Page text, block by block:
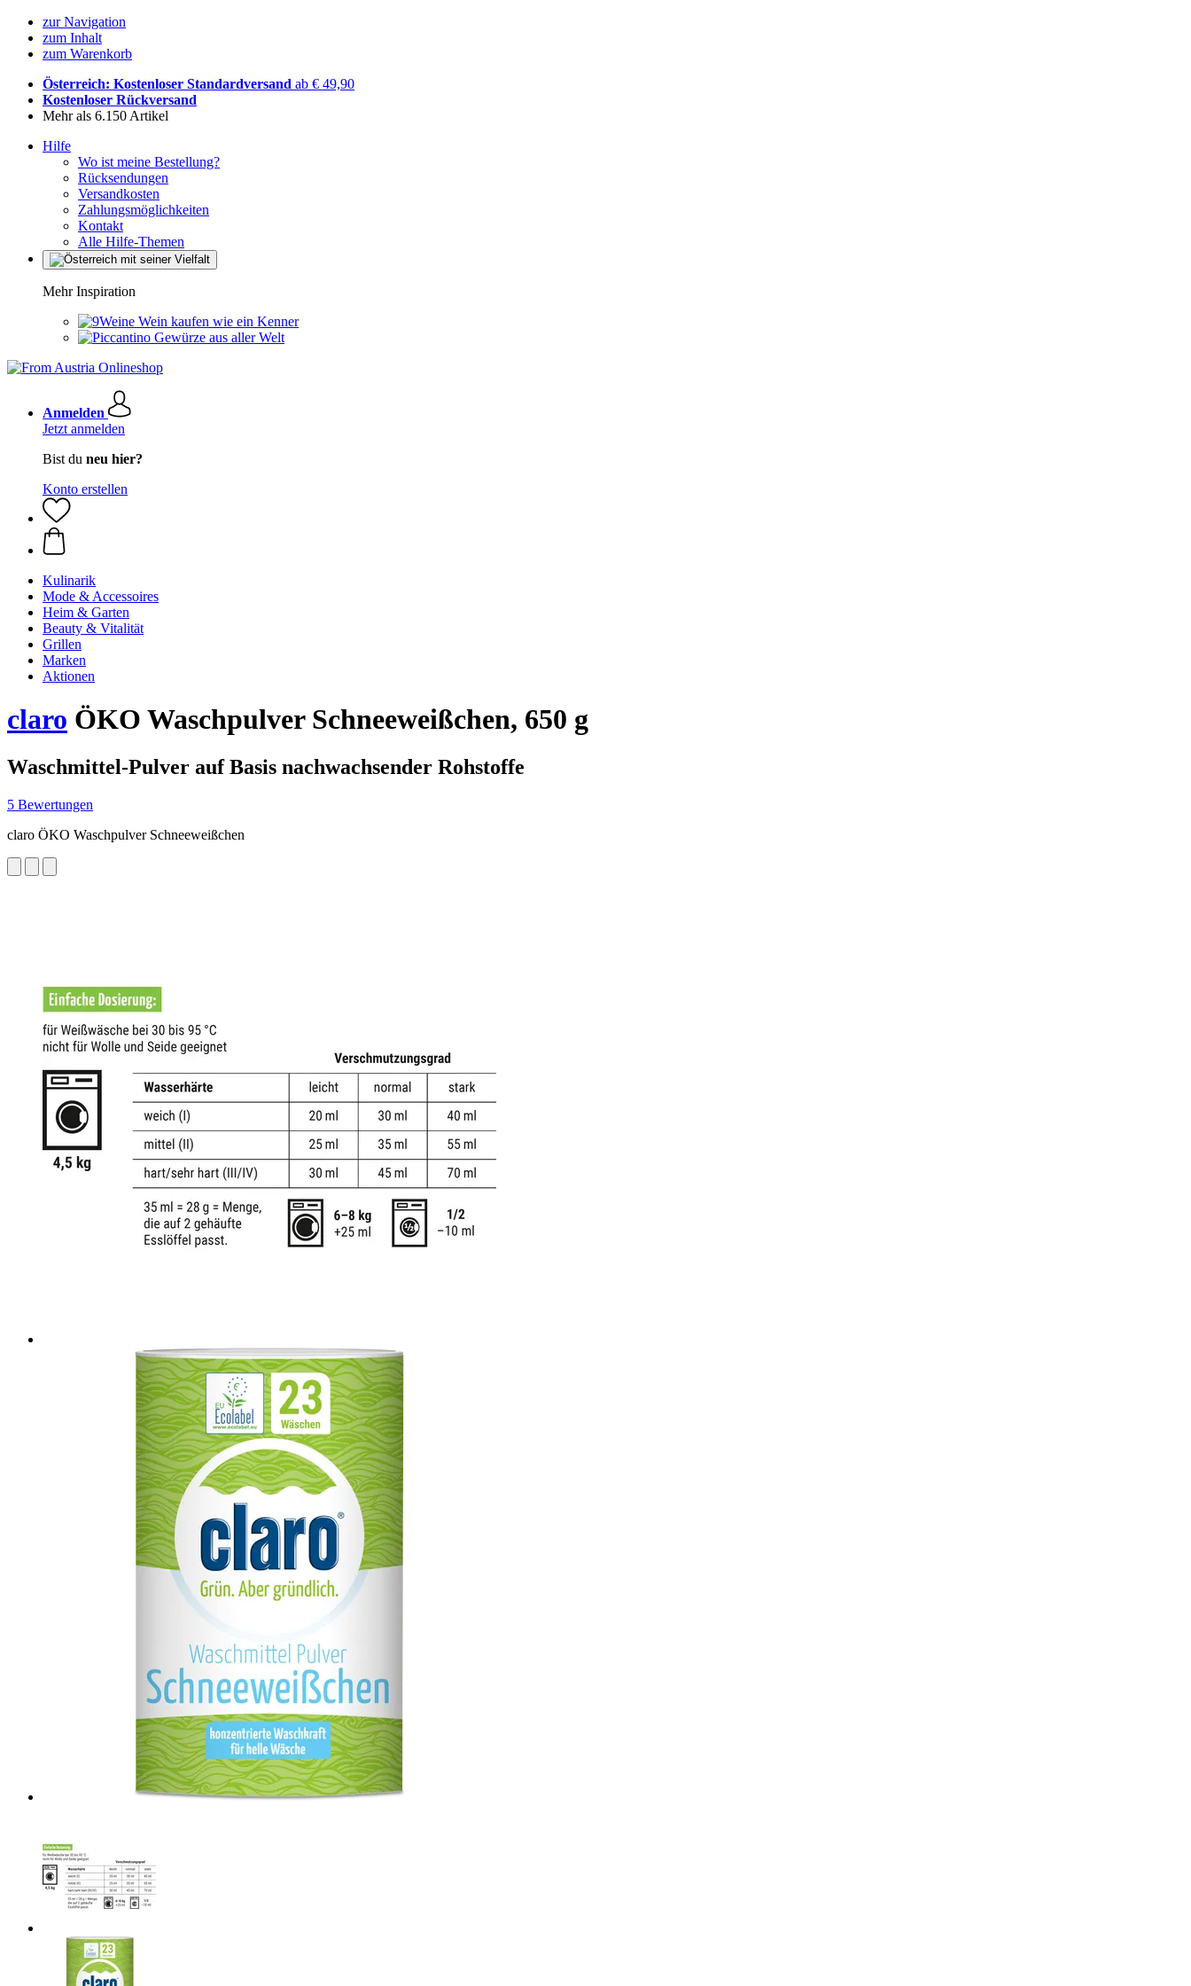
zur Navigation
zum Inhalt
zum Warenkorb
Österreich: Kostenloser Standardversand ab € 49,90
Kostenloser Rückversand
Mehr als 6.150 Artikel
Hilfe
Wo ist meine Bestellung?
Rücksendungen
Versandkosten
Zahlungsmöglichkeiten
Kontakt
Alle Hilfe-Themen
Mehr Inspiration
Wein kaufen wie ein Kenner
Gewürze aus aller Welt
Anmelden
Jetzt anmelden
Bist du neu hier?
Konto erstellen
Kulinarik
Mode & Accessoires
Heim & Garten
Beauty & Vitalität
Grillen
Marken
Aktionen
claro ÖKO Waschpulver Schneeweißchen, 650 g
Waschmittel-Pulver auf Basis nachwachsender Rohstoffe
5 Bewertungen
claro ÖKO Waschpulver Schneeweißchen